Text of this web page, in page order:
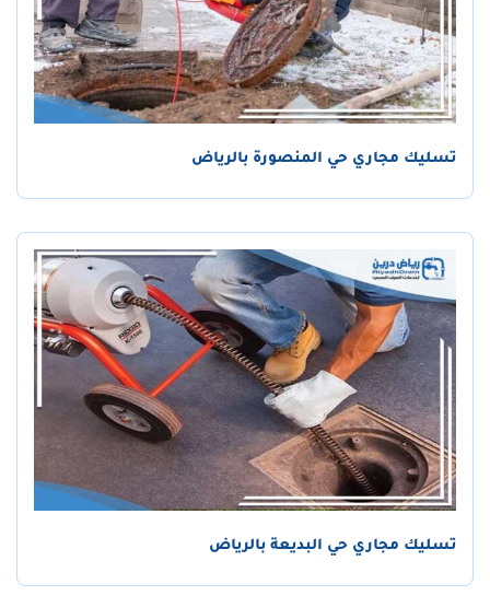
تسليك مجاري حي المنصورة بالرياض
تسليك مجاري حي البديعة بالرياض